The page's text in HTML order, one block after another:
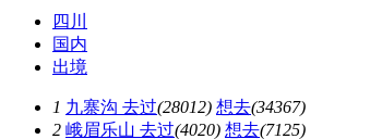
四川
国内
出境
1 九寨沟 去过(28012) 想去(34367)
2 峨眉乐山 去过(4020) 想去(7125)